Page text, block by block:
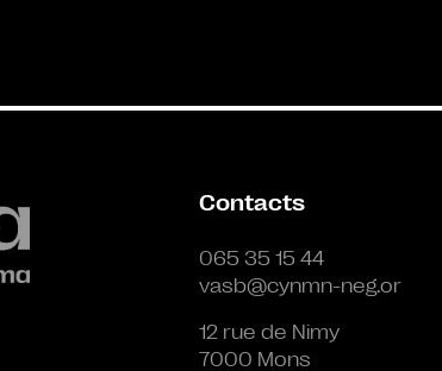
Contacts
065 35 15 44
vasb@cynmn-neg.or
12 rue de Nimy
7000 Mons